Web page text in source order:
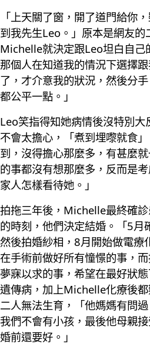
「上天關了窗，開了道門給你
到我先生Leo。」原本是網友的
Michelle就決定跟Leo坦白自己
那個人在知道我的情況下選擇
了，才介意我的狀況，然後分
都公平一點。」
Leo笑指得知她病情後沒特別
不會太擔心，「煮到埋嚟就食
到，沒得擔心那麼多，有甚麼
的事都沒有想那麼多，反而是
家人怎樣看待她。」
拍拖三年後，Michelle最終確
的時刻，他們決定結婚。「5月
然後拍婚紗相，8月開始做電療
在手術前做好所有憧憬的事，
夢寐以求的事，希望在最好狀
遺傳病，加上Michelle化療後
二人無法生育，「他媽媽有問
我們不會有小孩，最後他母親
婚前還要好。」